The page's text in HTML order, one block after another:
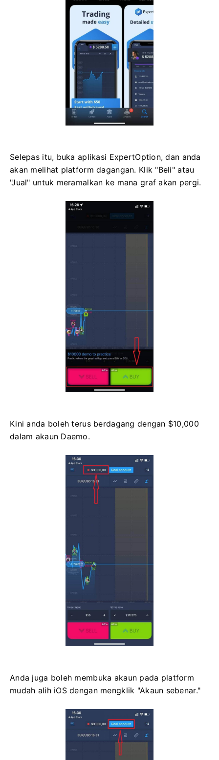
Selepas itu, buka aplikasi ExpertOption, dan anda
akan melihat platform dagangan. Klik "Beli" atau
"Jual" untuk meramalkan ke mana graf akan pergi.
Kini anda boleh terus berdagang dengan $10,000
dalam akaun Daemo.
Anda juga boleh membuka akaun pada platform
mudah alih iOS dengan mengklik "Akaun sebenar."